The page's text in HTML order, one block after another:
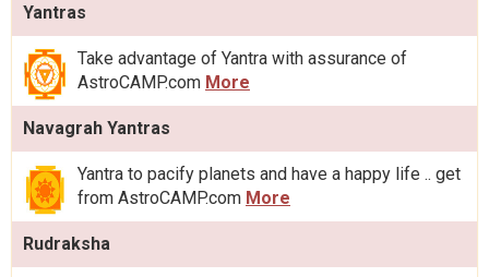
Yantras
Take advantage of Yantra with assurance of
AstroCAMP.com More
Navagrah Yantras
Yantra to pacify planets and have a happy life .. get
from AstroCAMP.com More
Rudraksha